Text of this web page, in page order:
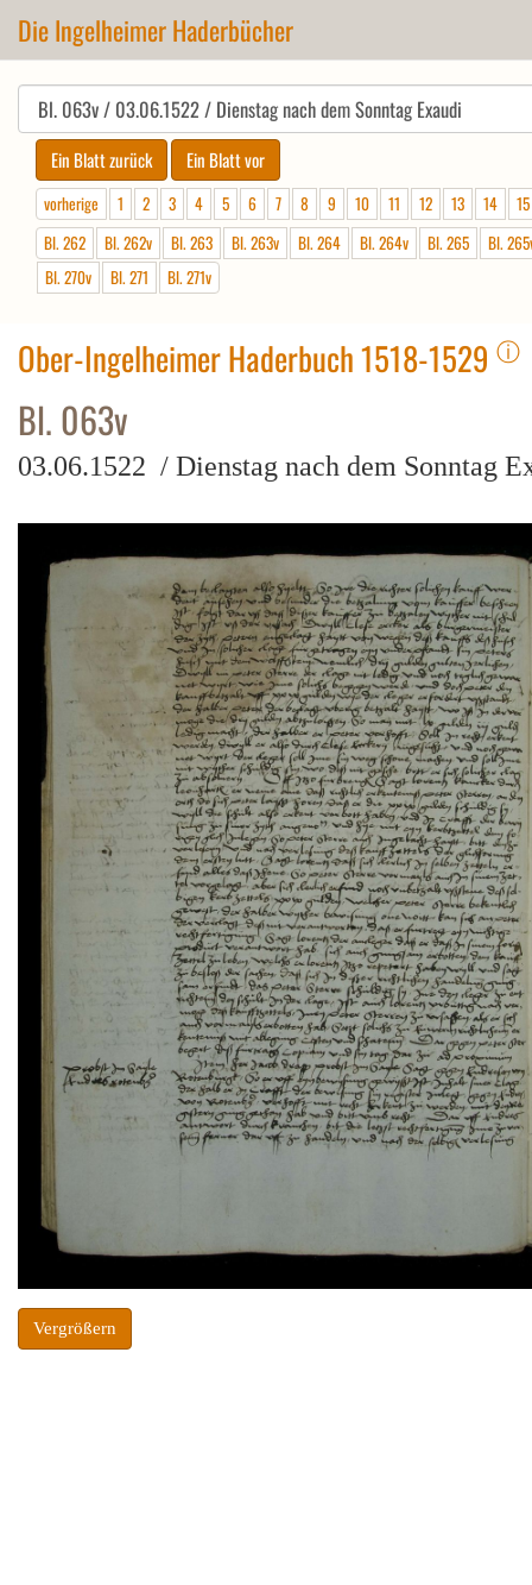
Die Ingelheimer Haderbücher
vorherige 1 2 3 4 5 6 7 8 9 10 11 12 13 14
15
Bl. 262
Bl. 262v Bl. 263 Bl. 263v Bl. 264 Bl. 264v Bl. 265
Bl.
Bl. 270v
Bl. 271 Bl. 271v
Ober-Ingelheimer Haderbuch 1518-1529 ⓘ
Bl. 063v
03.06.1522 / Dienstag nach dem Sonntag
Vergrößern